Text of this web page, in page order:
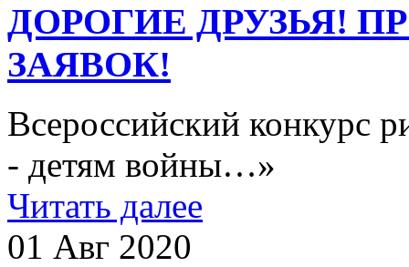
ДОРОГИЕ ДРУЗЬЯ!
ЗАЯВОК!
Всероссийский конкурс
- детям войны…»
Читать далее
01 Авг 2020